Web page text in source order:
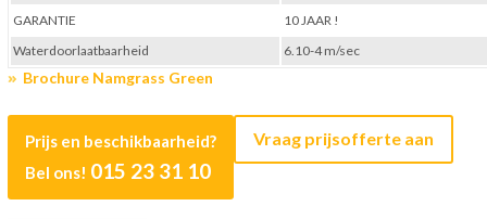
Brochure Namgrass Green
Prijs en beschikbaarheid?
Bel ons! 015 23 31 10
Vraag prijsofferte aan
GARANTIE
10 JAAR !
Waterdoorlaatbaarheid
6.10-4 m/sec